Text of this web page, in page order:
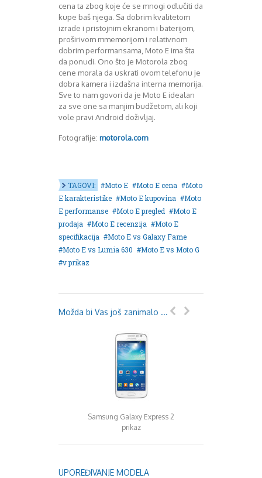
cena ta zbog koje će se mnogi odlučiti da
kupe baš njega. Sa dobrim kvalitetom
izrade i pristojnim ekranom i baterijom,
proširivom mmemorijom i relativnom
dobrim performansama, Moto E ima šta
da ponudi. Ono što je Motorola zbog
cene morala da uskrati ovom telefonu je
dobra kamera i izdašna interna memorija.
Sve to nam govori da je Moto E idealan
za sve one sa manjim budžetom, ali koji
vole pravi Android doživljaj.
Fotografije: motorola.com
TAGOVI: Moto E Moto E cena
Moto
E karakteristike
Moto E kupovina
Moto
E performanse
Moto E pregled
Moto E
prodaja
Moto E recenzija
Moto E
specifikacija
Moto E vs Galaxy Fame
Moto E vs Lumia 630
Moto E vs Moto G
v prikaz
Možda bi Vas još zanimalo ...
Samsung Galaxy Express 2
prikaz
UPOREĐIVANJE MODELA